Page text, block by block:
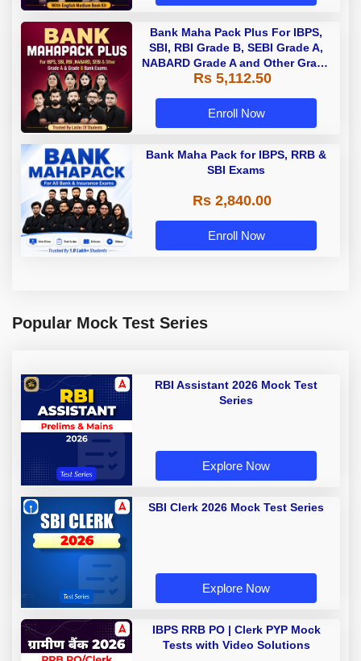
Bank Maha Pack Plus For IBPS,
SBI, RBI Grade B, SEBI Grade A,
NABARD Grade A and Other Grade
A & Grade B Bank Exams
Rs 5,112.50
Enroll Now
Bank Maha Pack for IBPS, RRB &
SBI Exams
Rs 2,840.00
Enroll Now
Popular Mock Test Series
RBI Assistant 2026 Mock Test
Series
Explore Now
SBI Clerk 2026 Mock Test Series
Explore Now
IBPS RRB PO | Clerk PYP Mock
Tests with Video Solutions